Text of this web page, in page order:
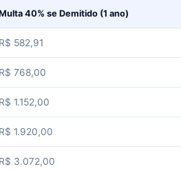
40% se Demitido (1 ano)
R$ 582,91
R$ 768,00
R$ 1.152,00
R$ 1.920,00
R$ 3.072,00